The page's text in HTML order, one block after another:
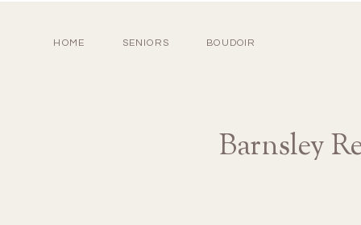
HOME SENIORS BOUDOIR
Barnsley